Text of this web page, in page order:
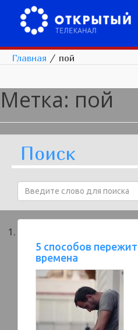
Главная / пой
Метка: пой
Поиск
5 способов
времена